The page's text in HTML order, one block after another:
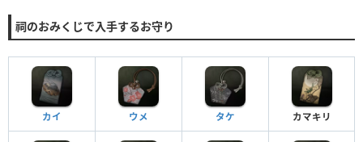
祠のおみくじで入手するお守り
カイ ウメ タケ カマキリ